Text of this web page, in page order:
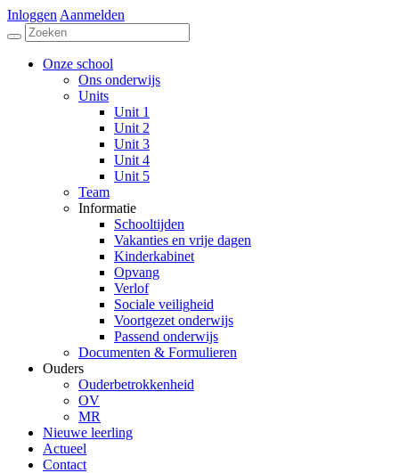
Inloggen Aanmelden
Onze school
Ons onderwijs
Units
Unit 1
Unit 2
Unit 3
Unit 4
Unit 5
Team
Informatie
Schooltijden
Vakanties en vrije dagen
Kinderkabinet
Opvang
Verlof
Sociale veiligheid
Voortgezet onderwijs
Passend onderwijs
Documenten & Formulieren
Ouders
Ouderbetrokkenheid
OV
MR
Nieuwe leerling
Actueel
Contact